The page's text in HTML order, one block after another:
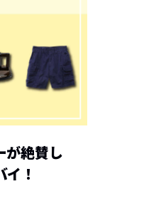
が絶賛し
！